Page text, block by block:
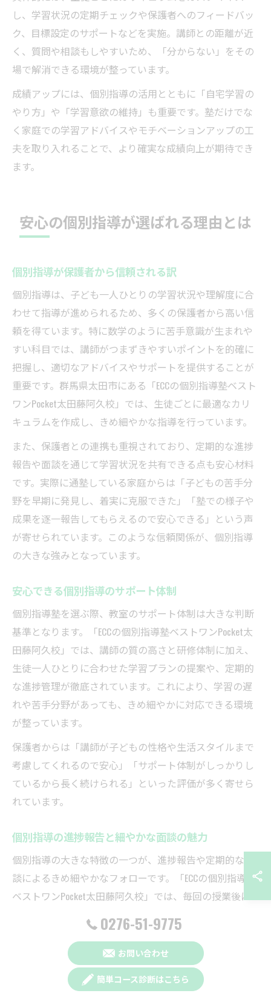
し、学習状況の定期チェックや保護者へのフィードバッ
ク、目標設定のサポートなどを実施。講師との距離が近
く、質問や相談もしやすいため、「分からない」をその
場で解消できる環境が整っています。
成績アップには、個別指導の活用とともに「自宅学習の
やり方」や「学習意欲の維持」も重要です。塾だけでな
く家庭での学習アドバイスやモチベーションアップの工
夫を取り入れることで、より確実な成績向上が期待でき
ます。
安心の個別指導が選ばれる理由とは
個別指導が保護者から信頼される訳
個別指導は、子ども一人ひとりの学習状況や理解度に合
わせて指導が進められるため、多くの保護者から高い信
頼を得ています。特に数学のように苦手意識が生まれや
すい科目では、講師がつまずきやすいポイントを的確に
把握し、適切なアドバイスやサポートを提供することが
重要です。群馬県太田市にある「ECCの個別指導塾ベスト
ワンPocket太田藤阿久校」では、生徒ごとに最適なカリ
キュラムを作成し、きめ細やかな指導を行っています。
また、保護者との連携も重視されており、定期的な進捗
報告や面談を通じて学習状況を共有できる点も安心材料
です。実際に通塾している家庭からは「子どもの苦手分
野を早期に発見し、着実に克服できた」「塾での様子や
成果を逐一報告してもらえるので安心できる」という声
が寄せられています。このような信頼関係が、個別指導
の大きな強みとなっています。
安心できる個別指導のサポート体制
個別指導塾を選ぶ際、教室のサポート体制は大きな判断
基準となります。「ECCの個別指導塾ベストワンPocket太
田藤阿久校」では、講師の質の高さと研修体制に加え、
生徒一人ひとりに合わせた学習プランの提案や、定期的
な進捗管理が徹底されています。これにより、学習の遅
れや苦手分野があっても、きめ細やかに対応できる環境
が整っています。
保護者からは「講師が子どもの性格や生活スタイルまで
考慮してくれるので安心」「サポート体制がしっかりし
ているから長く続けられる」といった評価が多く寄せら
れています。
個別指導の進捗報告と細やかな面談の魅力
個別指導の大きな特徴の一つが、進捗報告や定期的な面
談によるきめ細やかなフォローです。「ECCの個別指導塾
ベストワンPocket太田藤阿久校」では、毎回の授業後に
っています。これにより、家庭でも子どもの学習状況を
正確に把握でき、今後の学習方針を一緒に考えることが
また、面談ではテスト結果や成績推移だけでなく、子ど
0276-51-9775
お問い合わせ
簡単コース診断はこちら